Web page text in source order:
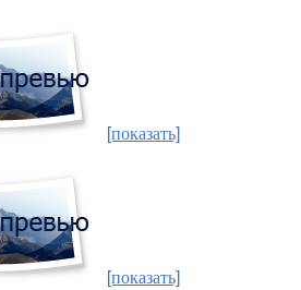
[показать]
[показать]